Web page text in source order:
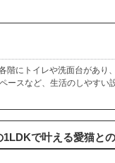
階にトイレや洗面台があり
ースなど、生活のしやすい
で叶える愛猫と